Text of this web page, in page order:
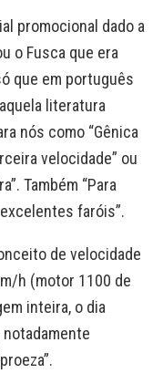
promocional dado a
o Fusca que era
que em português
literatura
nós como “Gênica
velocidade” ou
Também “Para
faróis”.
de velocidade
h (motor 1100 de
inteira, o dia